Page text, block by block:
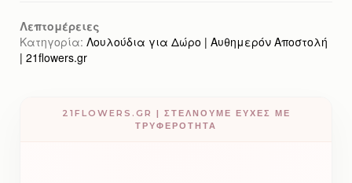
Λεπτομέρειες
Κατηγορία: Λουλούδια για Δώρο | Αυθημερόν Αποστολή
| 21flowers.gr
21FLOWERS.GR | ΣΤΕΛΝΟΥΜΕ ΕΥΧΕΣ ΜΕ
ΤΡΥΦΕΡΟΤΗΤΑ